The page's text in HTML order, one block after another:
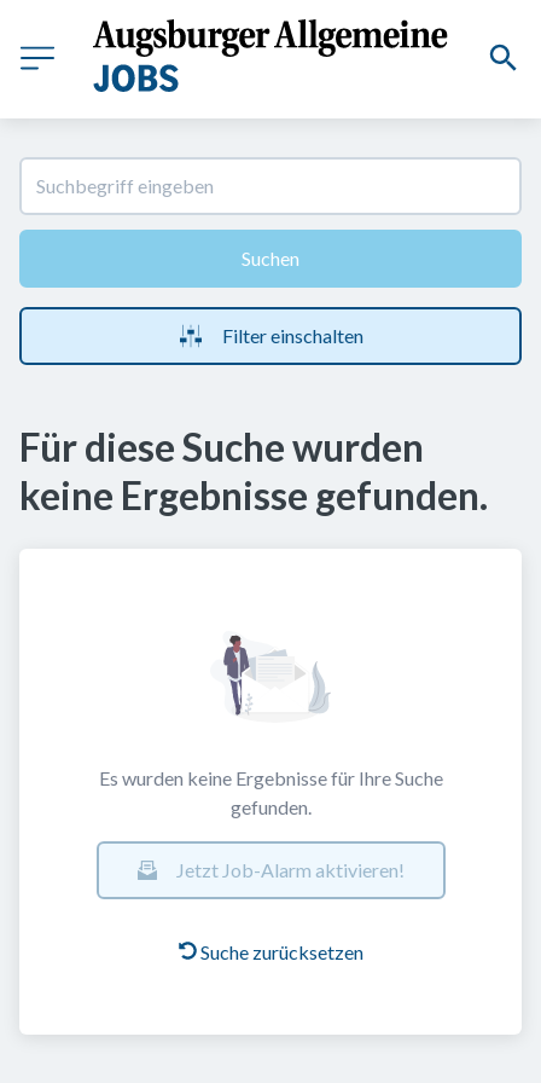
Suchen
Filter einschalten
Für diese Suche wurden
keine Ergebnisse gefunden.
Es wurden keine Ergebnisse für Ihre Suche
gefunden.
Jetzt Job-Alarm aktivieren!
Suche zurücksetzen